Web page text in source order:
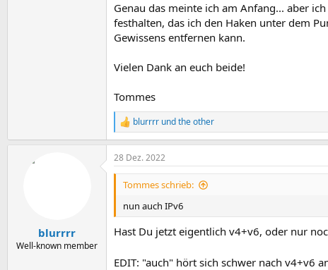
Genau das meinte ich am Anfang... aber
festhalten, das ich den Haken unter dem
Gewissens entfernen kann.
Vielen Dank an euch beide!
Tommes
R
e
a
k
t
e
n
:
blurrrr undthe other
blurrrr
Well-known member
28 Dez. 2022
Tommes schrieb:
nun auch IPv6
Hast Du jetzt eigentlich v4+v6, oder nur
EDIT: "auch" hört sich schwer nach v4+v6